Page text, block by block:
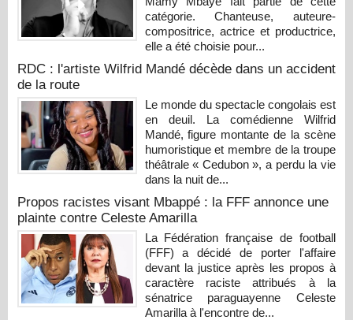
catégorie. Chanteuse, auteure-
compositrice, actrice et productrice,
elle a été choisie pour...
RDC : l'artiste Wilfrid Mandé décède dans un accident
de la route
Le monde du spectacle congolais est
en deuil. La comédienne Wilfrid
Mandé, figure montante de la scène
humoristique et membre de la troupe
théâtrale « Cedubon », a perdu la vie
dans la nuit de...
Propos racistes visant Mbappé : la FFF annonce une
plainte contre Celeste Amarilla
La Fédération française de football
(FFF) a décidé de porter l'affaire
devant la justice après les propos à
caractère raciste attribués à la
sénatrice paraguayenne Celeste
Amarilla à l'encontre de...